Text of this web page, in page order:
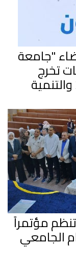
"جامعة
تخرج
تطبيقية تدعم رؤية مصر 2030 والتنمية
مؤتمراً
الجامعي